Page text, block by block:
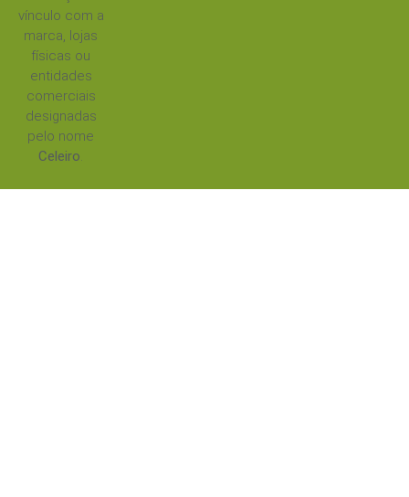
vínculo com a
marca, lojas
físicas ou
entidades
comerciais
designadas
pelo nome
Celeiro.